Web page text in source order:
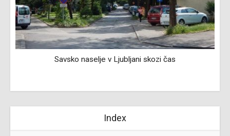
Savsko naselje v Ljubljani skozi čas
Index